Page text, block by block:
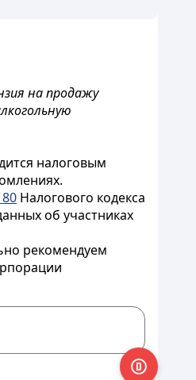
на продажу
налоговым
Налогового кодекса
об участниках
рекомендуем